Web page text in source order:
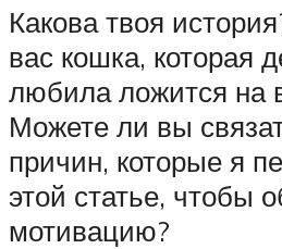
Какова твоя
вас кошка, которая
любила ложится на
Можете ли вы
причин, которые я
этой статье, чтобы
мотивацию?